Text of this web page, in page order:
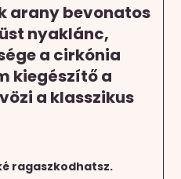
arany bevonatos
nyaklánc,
a cirkónia
kiegészítő a
a klasszikus
ragaszkodhatsz.